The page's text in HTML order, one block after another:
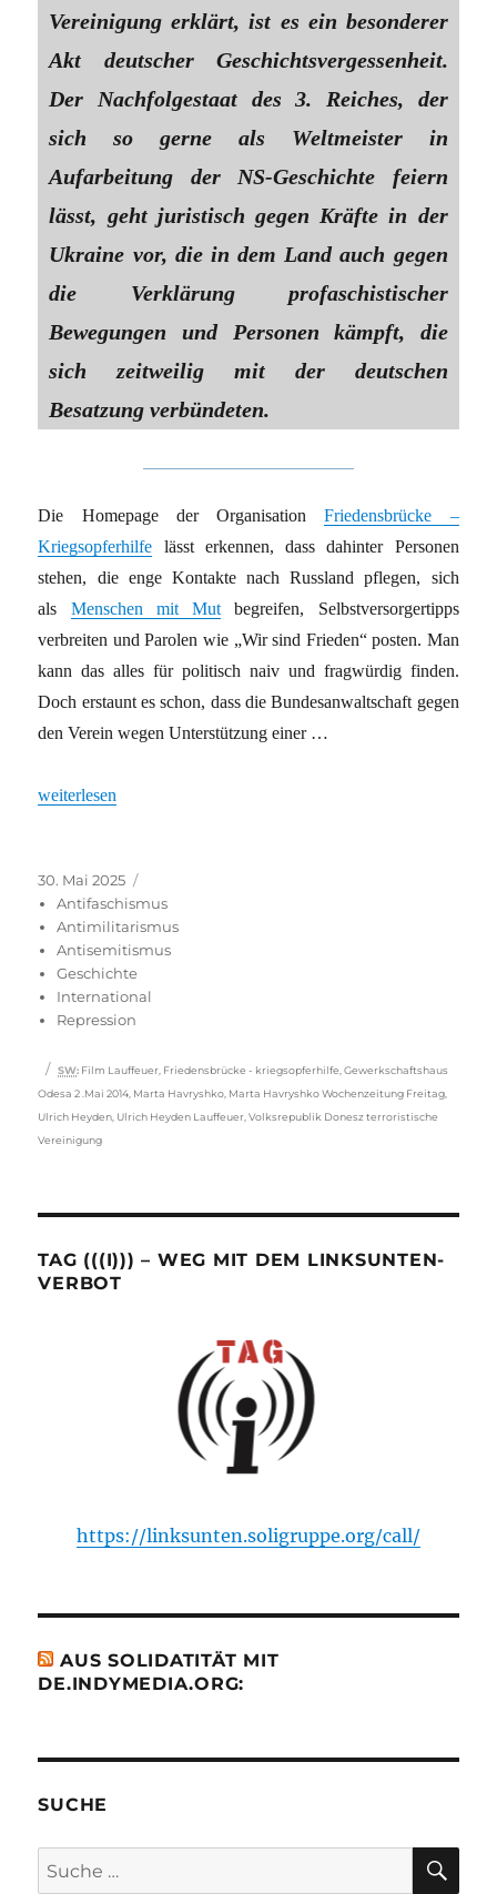
Vereinigung erklärt, ist es ein besonderer
Akt deutscher Geschichtsvergessenheit.
Der Nachfolgestaat des 3. Reiches, der
sich so gerne als Weltmeister in
Aufarbeitung der NS-Geschichte feiern
lässt, geht juristisch gegen Kräfte in der
Ukraine vor, die in dem Land auch gegen
die Verklärung profaschistischer
Bewegungen und Personen kämpft, die
sich zeitweilig mit der deutschen
Besatzung verbündeten.
Die Homepage der OrganisationFriedensbrücke –
Kriegsopferhilfe lässt erkennen, dass dahinter Personen
stehen, die enge Kontakte nach Russland pflegen, sich
als Menschen mit Mut begreifen, Selbstversorgertipps
verbreiten und Parolen wie „Wir sind Frieden“ posten. Man
kann das alles für politisch naiv und fragwürdig finden.
Doch erstaunt es schon, dass die Bundesanwaltschaft gegen
den Verein wegen Unterstützung einer …
„Die deutsche Justiz erklärt die Volksrepublik Donezk zur
weiterlesen
Veröffentlicht
am
30. Mai 2025
Antifaschismus
Antimilitarismus
Antisemitismus
Geschichte
International
Repression
Schlagwörter
SW: Film Lauffeuer Friedensbrücke - kriegsopferhilfe ,Gewerkschaftshaus
Odesa 2 .Mai 2014 Marta Havryshko Marta Havryshko Wochenzeitung Freitag
Ulrich Heyden Ulrich Heyden Lauffeuer ,Volksrepublik Donesz terroristische
Vereinigung
TAG (((I))) – WEG MIT DEM LINKSUNTEN-
VERBOT
https://linksunten.soligruppe.org/call/
AUS SOLIDATITÄT MIT
DE.INDYMEDIA.ORG:
SUCHE
Suche